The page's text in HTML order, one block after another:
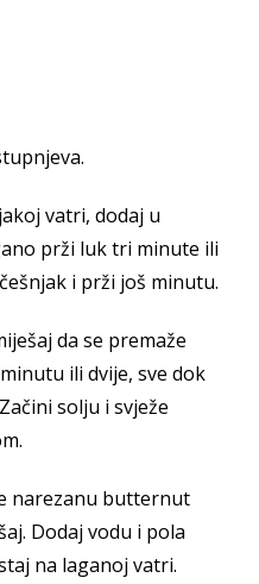
vatri, dodaj u
prži luk tri minute ili
i prži još minutu.
da se premaže
ili dvije, sve dok
solju i svježe
narezanu butternut
Dodaj vodu i pola
na laganoj vatri.